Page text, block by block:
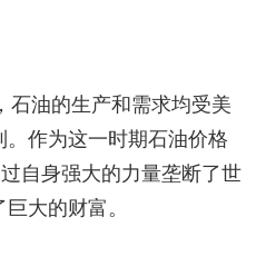
石油的生产和需求均受美
作为这一时期石油价格
自身强大的力量垄断了世
大的财富。